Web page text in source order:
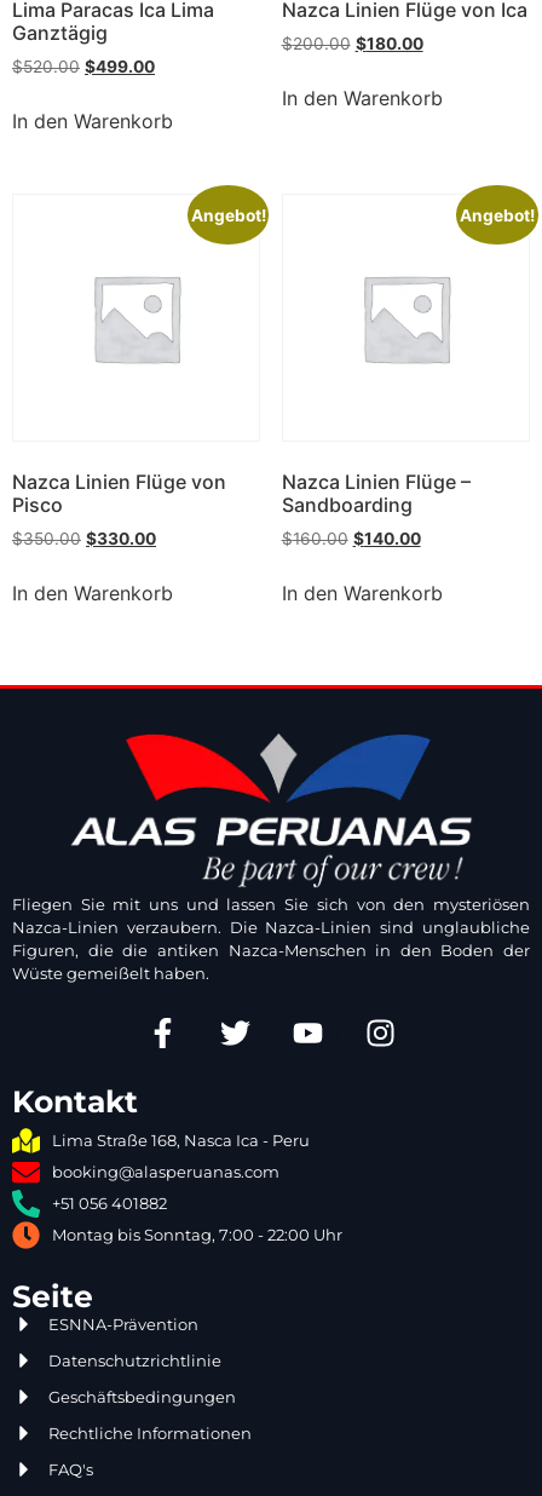
Lima Paracas Ica Lima
Ganztägig
$520.00 $499.00
In den Warenkorb
Nazca Linien Flüge von Ica
$200.00 $180.00
In den Warenkorb
Angebot!
Nazca Linien Flüge von
Pisco
$350.00 $330.00
In den Warenkorb
Angebot!
Nazca Linien Flüge –
Sandboarding
$160.00 $140.00
In den Warenkorb
Fliegen Sie mit uns und lassen Sie sich von den mysteriösen
Nazca-Linien verzaubern. Die Nazca-Linien sind unglaubliche
Figuren, die die antiken Nazca-Menschen in den Boden der
Wüste gemeißelt haben.
Kontakt
Lima Straße 168, Nasca Ica - Peru
booking@alasperuanas.com
+51 056 401882
Montag bis Sonntag, 7:00 - 22:00 Uhr
Seite
ESNNA-Prävention
Datenschutzrichtlinie
Geschäftsbedingungen
Rechtliche Informationen
FAQ's